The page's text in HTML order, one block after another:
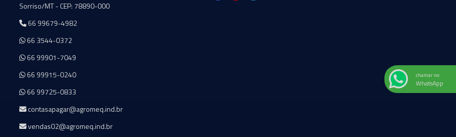
Sorriso/MT - CEP: 78890-000
66 99679-4982
66 3544-0372
66 99901-7049
66 99915-0240
66 99725-0833
contasapagar@agromeq.ind.br
vendas02@agromeq.ind.br
chamar no
WhatsApp